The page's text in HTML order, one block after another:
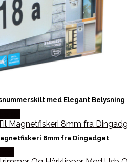
med Elegant Belysning
8mm fra Dingadget